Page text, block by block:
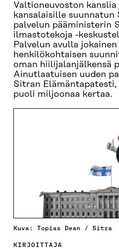
Valtioneuvoston
kansalaisille suunnatun
palvelun pääministerin
ilmastotekoja -
Palvelun avulla
henkilökohtaisen
oman hiilijalanjälkensä
Ainutlaatuisen uuden
Sitran
puoli miljoonaa kertaa.
Kuva: Topias Dean / Sitra
KIRJOITTAJA